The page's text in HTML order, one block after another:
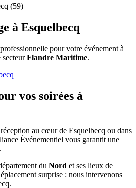
(59)
à Esquelbecq
pour votre événement à
secteurFlandre Maritime.
vos soirées à
au cœur de Esquelbecq ou dans
Événementiel vous garantit une
du Nord et ses lieux de
surprise : nous intervenons
.